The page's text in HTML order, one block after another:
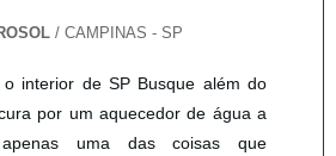
/ CAMPINAS - SP
o interior de SP Busque além do
por um aquecedor de água a
uma das coisas que